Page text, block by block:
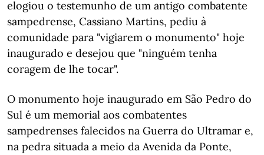
elogiou o testemunho de um antigo combatente
sampedrense, Cassiano Martins, pediu à
comunidade para "vigiarem o monumento" hoje
inaugurado e desejou que "ninguém tenha
coragem de lhe tocar".
O monumento hoje inaugurado em São Pedro do
Sul é um memorial aos combatentes
sampedrenses falecidos na Guerra do Ultramar e,
na pedra situada a meio da Avenida da Ponte,